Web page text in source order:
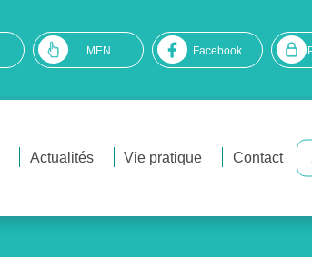
MEN Facebook
Actualités Vie pratique Contact